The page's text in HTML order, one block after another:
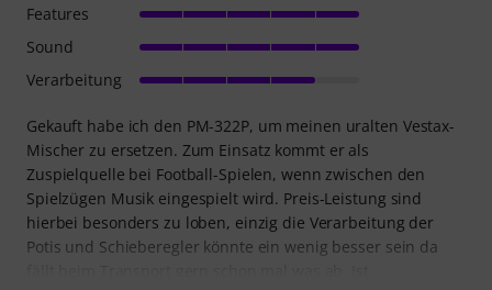
Gekauft habe ich den PM-322P, um meinen uralten Vestax-
Mischer zu ersetzen. Zum Einsatz kommt er als
Zuspielquelle bei Football-Spielen, wenn zwischen den
Spielzügen Musik eingespielt wird. Preis-Leistung sind
hierbei besonders zu loben, einzig die Verarbeitung der
Potis und Schieberegler könnte ein wenig besser sein da
Features
Sound
Verarbeitung